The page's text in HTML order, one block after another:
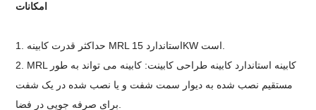
امکانات
2. MRL کابینه استاندارد کابینه طراحی کابینت: کابینه می تواند به طور
مستقیم نصب شده به دیوار سمت شفت و یا نصب شده در یک شفت